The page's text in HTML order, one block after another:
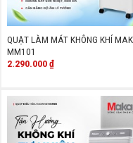
QUẠT LÀM MÁT KHÔNG KHÍ
MM101
2.290.000₫